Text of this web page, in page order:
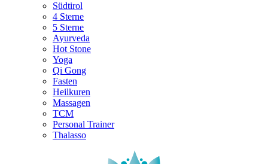
Südtirol
4 Sterne
5 Sterne
Ayurveda
Hot Stone
Yoga
Qi Gong
Fasten
Heilkuren
Massagen
TCM
Personal Trainer
Thalasso